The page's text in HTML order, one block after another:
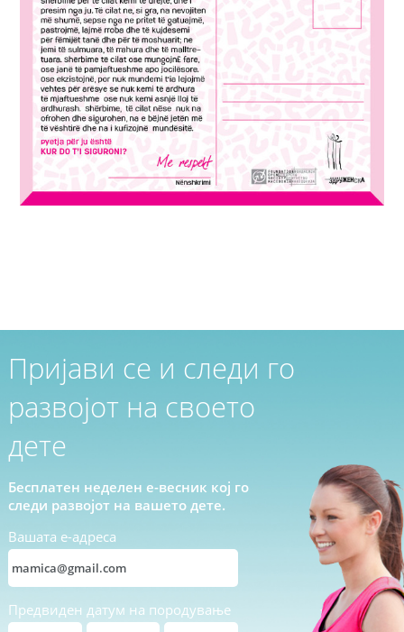
Пријави се и следи го
развојот на своето
дете
Бесплатен неделен е-весник кој го
следи развојот на вашето дете.
Вашата е-адреса
Предвиден датум на породување